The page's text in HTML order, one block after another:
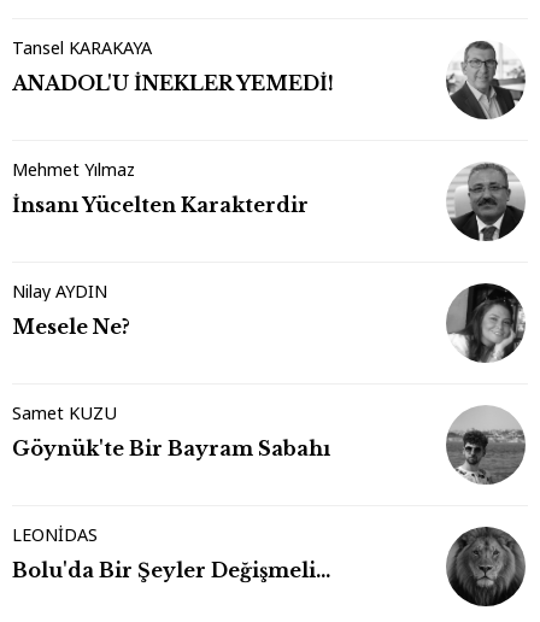
Tansel KARAKAYA
ANADOL'U İNEKLER YEMEDİ!
Mehmet Yılmaz
İnsanı Yücelten Karakterdir
Nilay AYDIN
Mesele Ne?
Samet KUZU
Göynük'te Bir Bayram Sabahı
LEONİDAS
Bolu'da Bir Şeyler Değişmeli…